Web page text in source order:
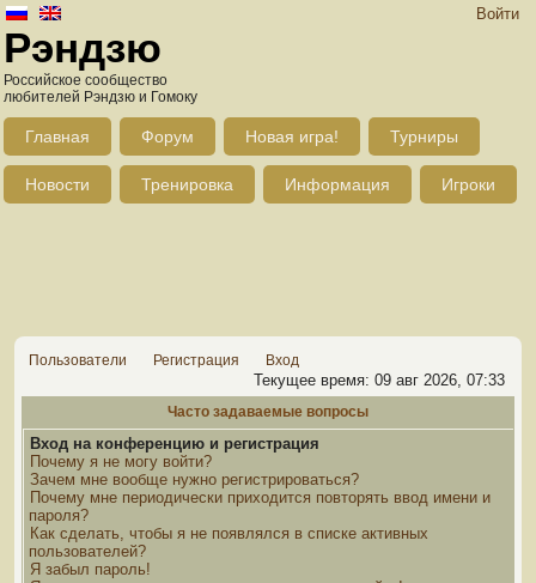
Войти
Рэндзю
Российское сообщество
любителей Рэндзю и Гомоку
Главная Форум Новая игра! Турниры
Новости Тренировка Информация Игроки
Пользователи Регистрация Вход
Текущее время: 09 авг 2026, 07:33
Часто задаваемые вопросы
Вход на конференцию и регистрация
Почему я не могу войти?
Зачем мне вообще нужно регистрироваться?
Почему мне периодически приходится повторять ввод имени и
пароля?
Как сделать, чтобы я не появлялся в списке активных
пользователей?
Я забыл пароль!